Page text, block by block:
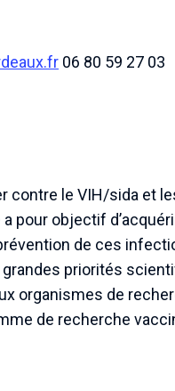
06 80 59 27 03
contre le VIH/sida et
pour objectif
de ces
grandes priorités
organismes de
de recherche